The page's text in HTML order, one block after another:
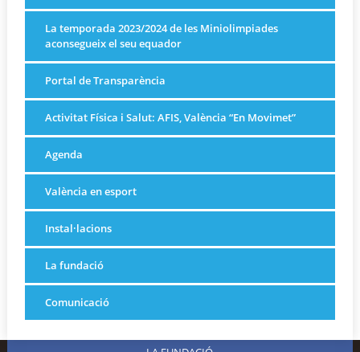
La temporada 2023/2024 de les Miniolimpiades
aconsegueix el seu equador
Portal de Transparència
Activitat Física i Salut: AFIS, València “En Movimet”
Agenda
València en esport
Instal·lacions
La fundació
Comunicació